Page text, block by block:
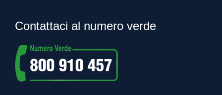
Contattaci al numero verde